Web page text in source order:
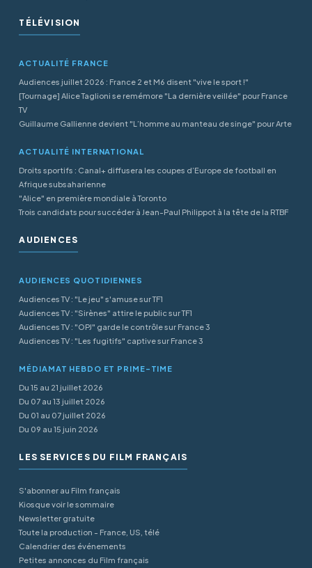
TÉLÉVISION
ACTUALITÉ FRANCE
Audiences juillet 2026 : France 2 et M6 disent "vive le sport !"
[Tournage] Alice Taglioni se remémore "La dernière veillée" pour France
TV
Guillaume Gallienne devient "L’homme au manteau de singe" pour Arte
ACTUALITÉ INTERNATIONAL
Droits sportifs : Canal+ diffusera les coupes d’Europe de football en
Afrique subsaharienne
"Alice" en première mondiale à Toronto
Trois candidats pour succéder à Jean-Paul Philippot à la tête de la RTBF
AUDIENCES
AUDIENCES QUOTIDIENNES
Audiences TV : "Le jeu" s'amuse sur TF1
Audiences TV : "Sirènes" attire le public sur TF1
Audiences TV : "OPJ" garde le contrôle sur France 3
Audiences TV : "Les fugitifs" captive sur France 3
MÉDIAMAT HEBDO ET PRIME-TIME
Du 15 au 21 juillet 2026
Du 07 au 13 juillet 2026
Du 01 au 07 juillet 2026
Du 09 au 15 juin 2026
LES SERVICES DU FILM FRANÇAIS
S'abonner au Film français
Kiosque voir le sommaire
Newsletter gratuite
Toute la production - France, US, télé
Calendrier des événements
Petites annonces du Film français